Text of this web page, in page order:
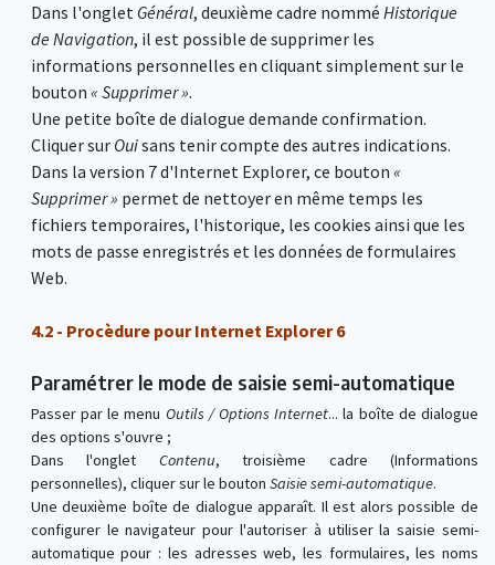
Dans l'onglet Général, deuxième cadre nommé Historique
de Navigation, il est possible de supprimer les
informations personnelles en cliquant simplement sur le
bouton « Supprimer ».
Une petite boîte de dialogue demande confirmation.
Cliquer sur Ouisans tenir compte des autres indications.
Dans la version 7 d'Internet Explorer, ce bouton «
Supprimer » permet de nettoyer en même temps les
fichiers temporaires, l'historique, les cookies ainsi que les
mots de passe enregistrés et les données de formulaires
Web.
4.2 - Procèdure pour Internet Explorer 6
Paramétrer le mode de saisie semi-automatique
Passer par le menu Outils / Options Internet... la boîte de dialogue
des options s'ouvre ;
Dans l'onglet Contenu, troisième cadre (Informations
personnelles), cliquer sur le bouton Saisie semi-automatique.
Une deuxième boîte de dialogue apparaît. Il est alors possible de
configurer le navigateur pour l'autoriser à utiliser la saisie semi-
automatique pour : les adresses web, les formulaires, les noms